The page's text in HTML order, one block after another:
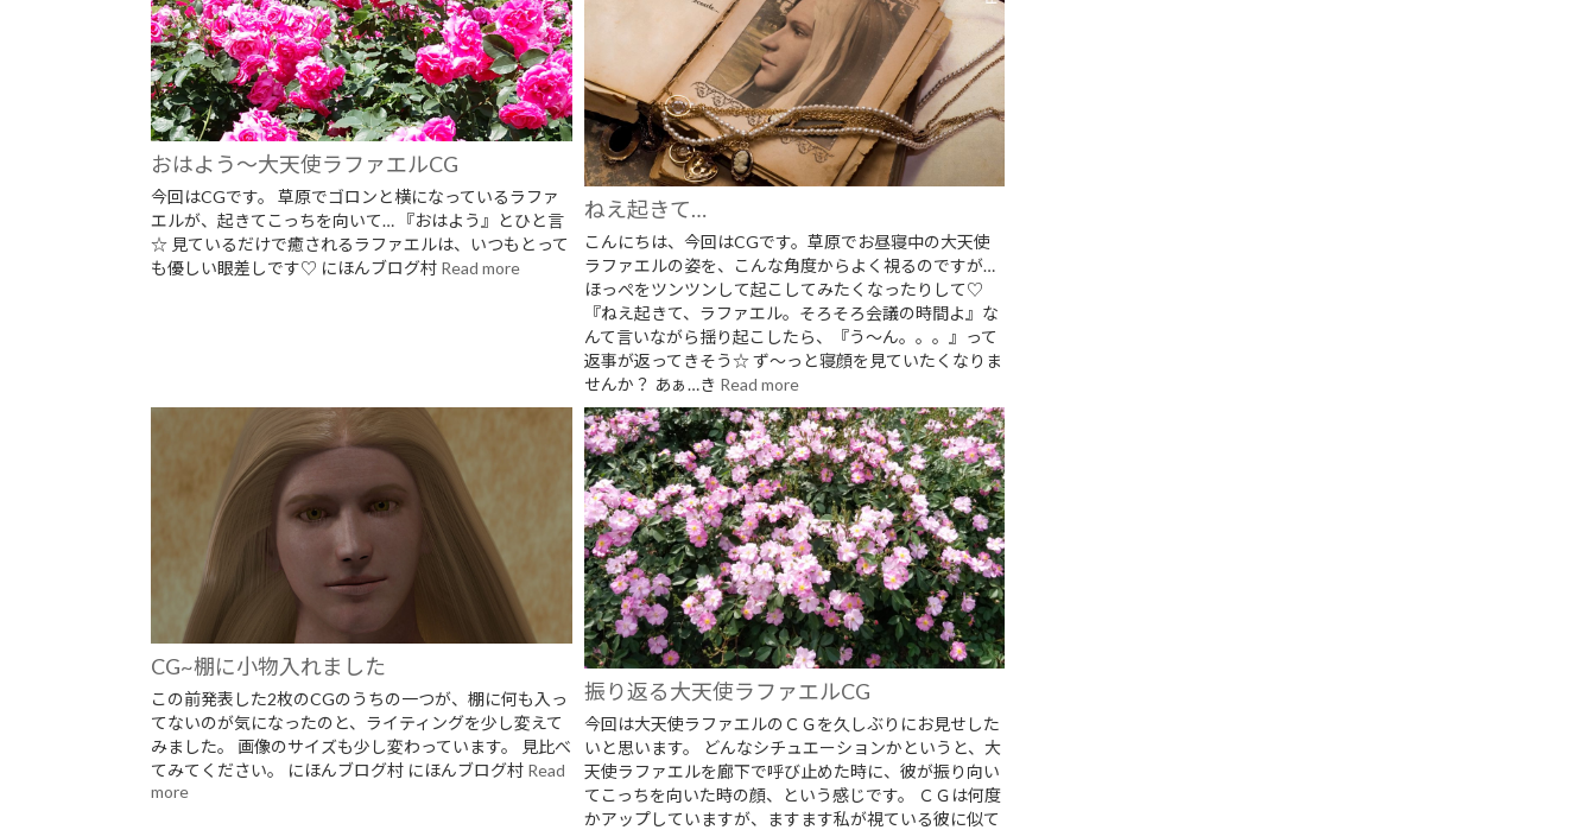
おはよう～大天使ラファエルCG
今回はCGです。 草原でゴロンと横になっているラファ
エルが、起きてこっちを向いて… 『おはよう』とひと言
☆ 見ているだけで癒されるラファエルは、いつもとって
も優しい眼差しです♡ にほんブログ村 Read more
ねえ起きて…
こんにちは、今回はCGです。草原でお昼寝中の大天使
ラファエルの姿を、こんな角度からよく視るのですが…
ほっぺをツンツンして起こしてみたくなったりして♡
『ねえ起きて、ラファエル。そろそろ会議の時間よ』な
んて言いながら揺り起こしたら、『う～ん。。。』って
返事が返ってきそう☆ ず～っと寝顔を見ていたくなりま
せんか？ あぁ…き Read more
CG~棚に小物入れました
この前発表した2枚のCGのうちの一つが、棚に何も入っ
てないのが気になったのと、ライティングを少し変えて
みました。 画像のサイズも少し変わっています。 見比べ
てみてください。 にほんブログ村 にほんブログ村 Read
more
振り返る大天使ラファエルCG
今回は大天使ラファエルのＣＧを久しぶりにお見せした
いと思います。 どんなシチュエーションかというと、大
天使ラファエルを廊下で呼び止めた時に、彼が振り向い
てこっちを向いた時の顔、という感じです。 ＣＧは何度
かアップしていますが、ますます私が視ている彼に似て